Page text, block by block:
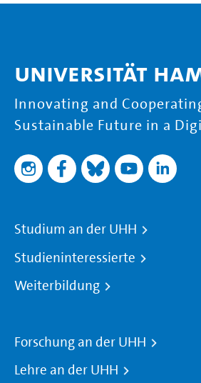
Universität
Innovating and
Sustainable Future in a
Studium an der UHH
Studieninteressierte
Weiterbildung
Forschung an der UHH
Lehre an der UHH